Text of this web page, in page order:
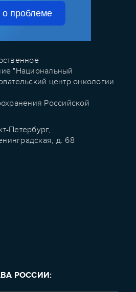
проблеме
"Национальный
центр онкологии
Российской
Петербург,
д. 68
РОССИИ: